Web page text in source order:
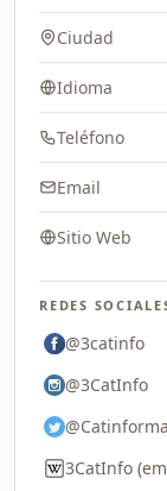
Ciudad
Idioma
Teléfono
Email
Sitio Web
REDES
@3catinfo
@3CatInfo
3CatInfo